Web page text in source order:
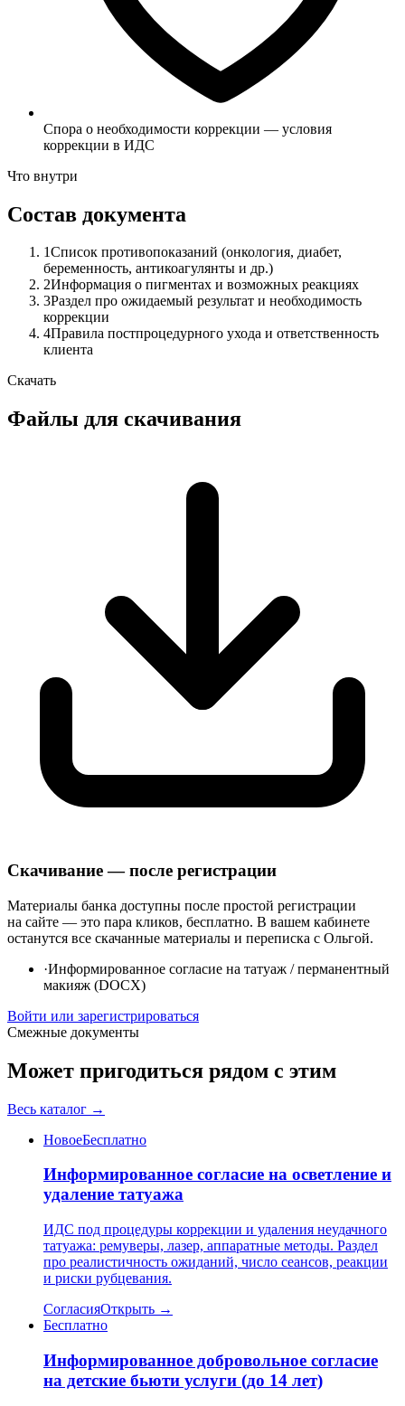
Спора о необходимости коррекции — условия
коррекции в ИДС
Что внутри
Состав документа
1Список противопоказаний (онкология, диабет,
беременность, антикоагулянты и др.)
2Информация о пигментах и возможных реакциях
3Раздел про ожидаемый результат и необходимость
коррекции
4Правила постпроцедурного ухода и ответственность
клиента
Скачать
Файлы для скачивания
Скачивание — после регистрации
Материалы банка доступны после простой регистрации
на сайте — это пара кликов, бесплатно. В вашем кабинете
останутся все скачанные материалы и переписка с Ольгой.
·Информированное согласие на татуаж / перманентный
макияж (DOCX)
Войти или зарегистрироваться
Смежные документы
Может пригодиться рядом с этим
Весь каталог →
НовоеБесплатно
Информированное согласие на осветление и
удаление татуажа
ИДС под процедуры коррекции и удаления неудачного
татуажа: ремуверы, лазер, аппаратные методы. Раздел
про реалистичность ожиданий, число сеансов, реакции
и риски рубцевания.
СогласияОткрыть →
Бесплатно
Информированное добровольное согласие
на детские бьюти услуги (до 14 лет)